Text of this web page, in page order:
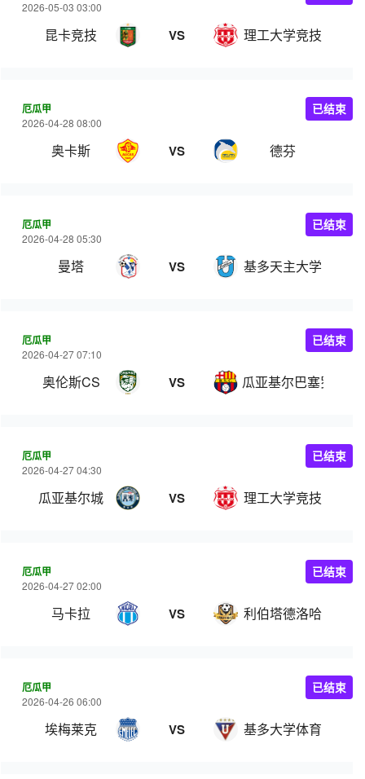
2026-05-03 03:00
昆卡竞技 VS 理工大学竞技
厄瓜甲
2026-04-28 08:00
奥卡斯 VS 德芬
已结束
厄瓜甲
2026-04-28 05:30
曼塔 VS 基多天主大学
已结束
厄瓜甲
2026-04-27 07:10
奥伦斯CS VS 瓜亚基尔巴塞罗那
已结束
厄瓜甲
2026-04-27 04:30
瓜亚基尔城 VS 理工大学竞技
已结束
厄瓜甲
2026-04-27 02:00
马卡拉 VS 利伯塔德洛哈
已结束
厄瓜甲
2026-04-26 06:00
埃梅莱克 VS 基多大学体育
已结束